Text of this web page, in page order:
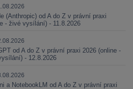
(Anthropic) od A do Z v právní praxi
- živé vysílání) - 11.8.2026
od A do Z v právní praxi 2026 (online -
- 12.8.2026
a NotebookLM od A do Z v právní praxi